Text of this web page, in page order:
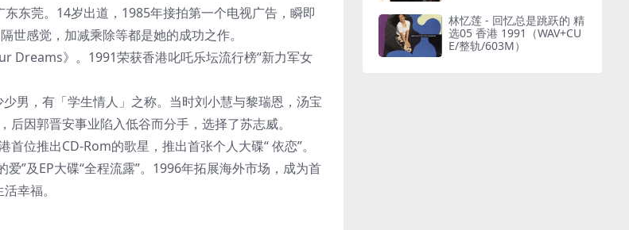
东莞。14岁出道，1985年接拍第一个电视广告，瞬即
感觉，加减乘除等都是她的成功之作。
Dreams》。1991荣获香港叱吒乐坛流行榜“新力军女
男，有「学生情人」之称。当时刘小慧与黎瑞恩，汤宝
因郭晋安事业陷入低谷而分手，选择了苏志威。
位推出CD-Rom的歌星，推出首张个人大碟“ 依恋”。
”及EP大碟“全程流露”。1996年拓展海外市场，成为首
幸福。
林忆莲 - 回忆总是跳跃的 精
选05 香港 1991（WAV+CU
E/整轨/603M）